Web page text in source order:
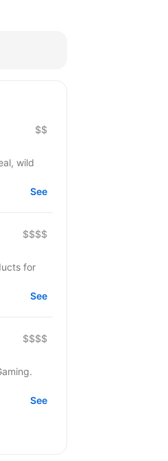
$$
wild
See
$$$$
See
$$$$
See